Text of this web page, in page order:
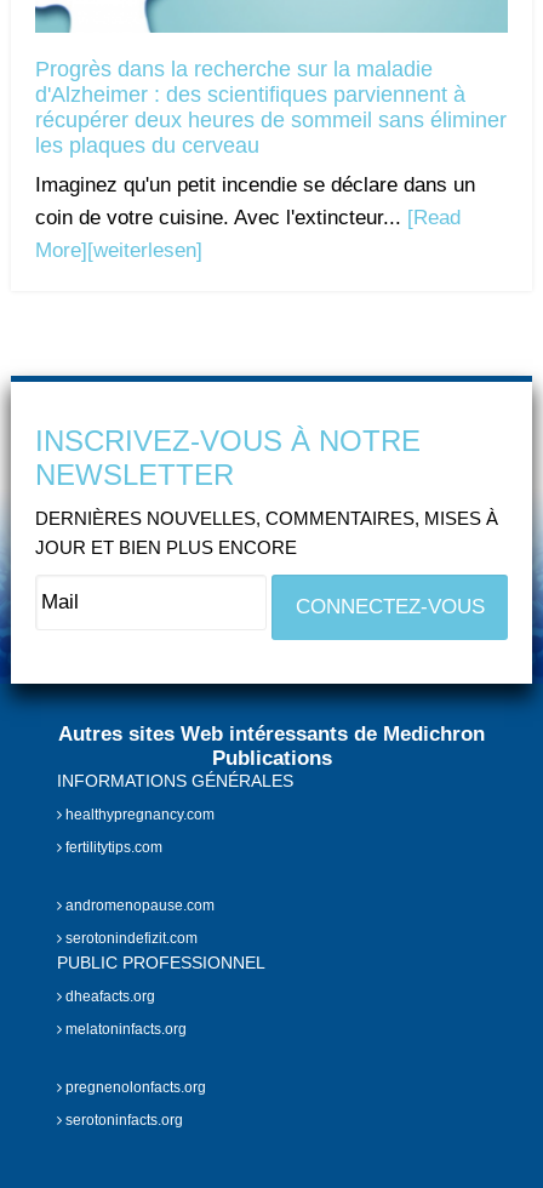
Progrès dans la recherche sur la maladie
d'Alzheimer : des scientifiques parviennent à
récupérer deux heures de sommeil sans éliminer
les plaques du cerveau
Imaginez qu'un petit incendie se déclare dans un
coin de votre cuisine. Avec l'extincteur... [Read
More][weiterlesen]
INSCRIVEZ-VOUS À NOTRE
NEWSLETTER
DERNIÈRES NOUVELLES, COMMENTAIRES, MISES À
JOUR ET BIEN PLUS ENCORE
Autres sites Web intéressants de Medichron
Publications
INFORMATIONS GÉNÉRALES
healthypregnancy.com
fertilitytips.com
andromenopause.com
serotonindefizit.com
PUBLIC PROFESSIONNEL
dheafacts.org
melatoninfacts.org
pregnenolonfacts.org
serotoninfacts.org